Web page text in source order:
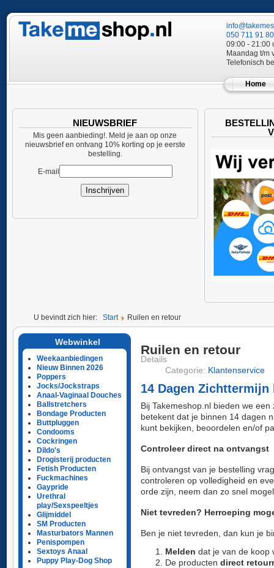
050 711 91 80
09:00 - 21:00
Maandag t/m
Telefonisch
Home
NIEUWSBRIEF
Mis geen aanbieding!. Meld je aan op onze
nieuwsbrief en ontvang 10% korting op je eerste
bestelling.
E-mail
U bevindt zich hier: Start Ruilen en retour
Webwinkel
Weekaanbiedingen
Nieuw Binnen 2026
Poppers
Jocks/Jockstraps
Anaal-Vaginaal Douches
Ballstretchers
Bondage Producten
Buttpluggen
Condooms
Cockringen
Dildo's
Drogisterij producten
Fetish Producten
Fuckmachines
Gaypride
Urethral
play/Sexspeeltjes
Glijmiddel
SM Producten
Masturbators Mannen
Penispompen
Sextoys Anaal
Puppy Play-Dog Shop
Ruilen en retour
Details
Categorie: Klantenservice
14 Dagen
Bij Takemeshop.nl bieden we
betekent dat je binnen 14 dagen
kunt bekijken, beoordelen en/of
Controleer direct na ontvangst
Bij ontvangst van je bestelling
controleren op volledigheid en
orde zijn, neem dan zo snel
Niet tevreden? Herroeping
Ben je niet tevreden, dan kun je
Melden dat je van de koop
De producten direct